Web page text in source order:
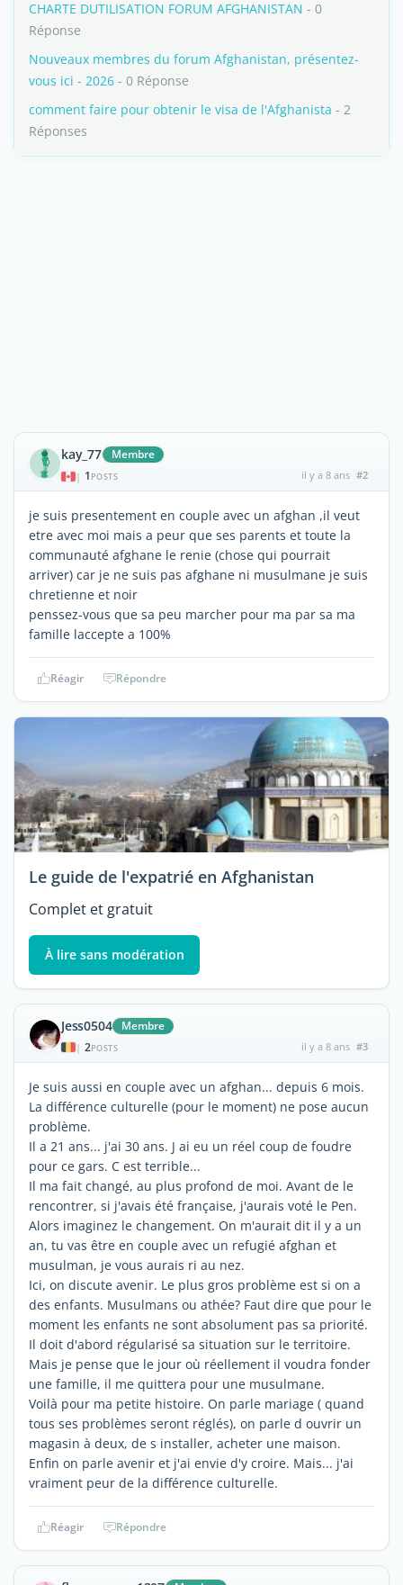
CHARTE DUTILISATION FORUM AFGHANISTAN - 0
Réponse
Nouveaux membres du forum Afghanistan, présentez-
vous ici - 2026 - 0 Réponse
comment faire pour obtenir le visa de l'Afghanista - 2
Réponses
kay_77 Membre
| 1 POSTS il y a 8 ans #2
je suis presentement en couple avec un afghan ,il veut
etre avec moi mais a peur que ses parents et toute la
communauté afghane le renie (chose qui pourrait
arriver) car je ne suis pas afghane ni musulmane je suis
chretienne et noir
penssez-vous que sa peu marcher pour ma par sa ma
famille laccepte a 100%
Réagir Répondre
Le guide de l'expatrié en Afghanistan
Complet et gratuit
À lire sans modération
Jess0504 Membre
| 2POSTS il y a 8 ans #3
Je suis aussi en couple avec un afghan... depuis 6 mois.
La différence culturelle (pour le moment) ne pose aucun
problème.
Il a 21 ans... j'ai 30 ans. J ai eu un réel coup de foudre
pour ce gars. C est terrible...
Il ma fait changé, au plus profond de moi. Avant de le
rencontrer, si j'avais été française, j'aurais voté le Pen.
Alors imaginez le changement. On m'aurait dit il y a un
an, tu vas être en couple avec un refugié afghan et
musulman, je vous aurais ri au nez.
Ici, on discute avenir. Le plus gros problème est si on a
des enfants. Musulmans ou athée? Faut dire que pour le
moment les enfants ne sont absolument pas sa priorité.
Il doit d'abord régularisé sa situation sur le territoire.
Mais je pense que le jour où réellement il voudra fonder
une famille, il me quittera pour une musulmane.
Voilà pour ma petite histoire. On parle mariage ( quand
tous ses problèmes seront réglés), on parle d ouvrir un
magasin à deux, de s installer, acheter une maison.
Enfin on parle avenir et j'ai envie d'y croire. Mais... j'ai
vraiment peur de la différence culturelle.
Réagir Répondre